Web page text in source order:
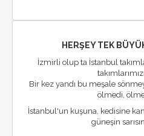
HERŞEY TEK
İzmirli olup ta İstanbul
Bir kez yandı bu meşale
ölmedi,
İstanbul'un kuşuna, kedisine
güneşin